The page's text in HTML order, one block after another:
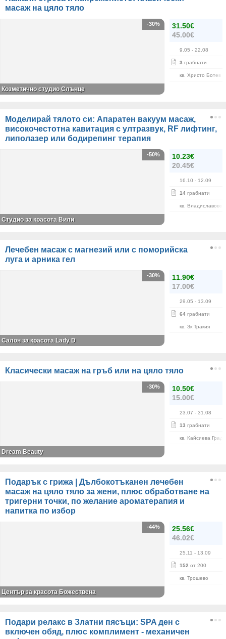
масаж на цяло тяло
31.50€
45.00€
9.05 - 22.08
3 грабнати
кв. Христо Ботев
-30%
Козметично студио Слънце
Моделирай тялото си: Апаратен вакуум масаж,
високочестотна кавитация с ултразвук, RF лифтинг,
липолазер или бодирепинг терапия
10.23€
20.45€
16.10 - 12.09
14 грабнати
кв. Владиславово
-50%
Студио за красота Вили
Лечебен масаж с магнезий или с поморийска
луга и арника гел
11.90€
17.00€
29.05 - 13.09
64 грабнати
кв. Зк Тракия
-30%
Салон за красота Lady D
Класически масаж на гръб или на цяло тяло
10.50€
15.00€
23.07 - 31.08
13 грабнати
кв. Кайсиева
-30%
Dream Beauty
Подарък с грижа | Дълбокотъканен лечебен
масаж на цяло тяло за жени, плюс обработване на
тригерни точки, по желание ароматерапия и
напитка по избор
25.56€
46.02€
25.11 - 13.09
152 от 200
кв. Трошево
-44%
Център за красота Божествена
Подари релакс в Златни пясъци: SPA ден с
включен обяд, плюс комплимент - механичен